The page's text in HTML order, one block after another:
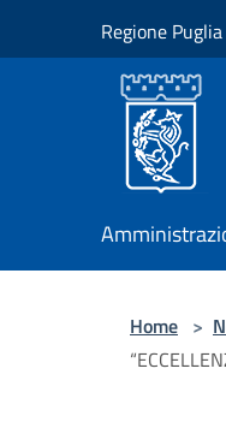
Regione Puglia
Home >